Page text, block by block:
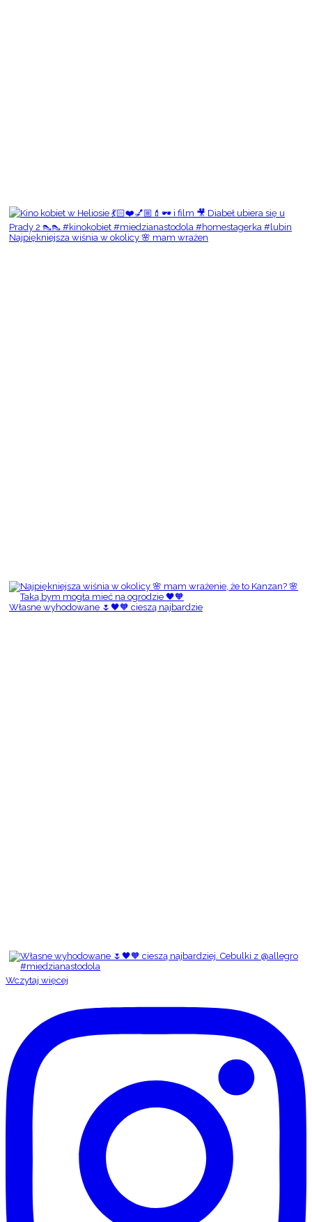
Najpiękniejsza wiśnia w okolicy 🌸 mam wrażen
Własne wyhodowane 🌷🖤🧡 cieszą najbardzie
Wczytaj więcej